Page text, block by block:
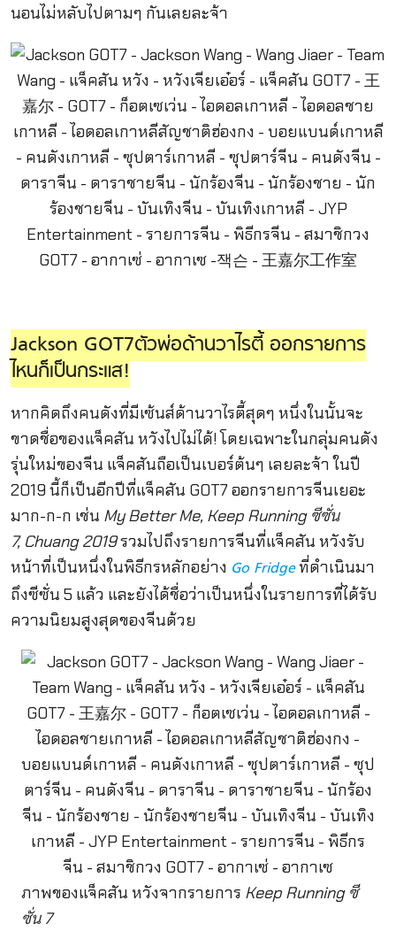
นอนไม่หลับไปตามๆ กันเลยละจ้า
Jackson GOT7ตัวพ่อด้านวาไรตี้ ออกรายการ
ไหนก็เป็นกระแส!
หากคิดถึงคนดังที่มีเซ้นส์ด้านวาไรตี้สุดๆ หนึ่งในนั้นจะ
ขาดชื่อของแจ็คสัน หวังไปไม่ได้! โดยเฉพาะในกลุ่มคนดัง
รุ่นใหม่ของจีน แจ็คสันถือเป็นเบอร์ต้นๆ เลยละจ้า ในปี
2019 นี้ก็เป็นอีกปีที่แจ็คสัน GOT7 ออกรายการจีนเยอะ
มาก-ก-ก เช่น My Better Me, Keep Running ซีซั่น
7, Chuang 2019รวมไปถึงรายการจีนที่แจ็คสัน หวังรับ
หน้าที่เป็นหนึ่งในพิธีกรหลักอย่าง Go Fridgeที่ดำเนินมา
ถึงซีซั่น 5 แล้ว และยังได้ชื่อว่าเป็นหนึ่งในรายการที่ได้รับ
ความนิยมสูงสุดของจีนด้วย
ภาพของแจ็คสัน หวังจากรายการ Keep Running ซี
ซั่น 7